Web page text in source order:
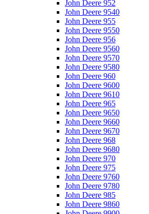
John Deere 952
John Deere 9540
John Deere 955
John Deere 9550
John Deere 956
John Deere 9560
John Deere 9570
John Deere 9580
John Deere 960
John Deere 9600
John Deere 9610
John Deere 965
John Deere 9650
John Deere 9660
John Deere 9670
John Deere 968
John Deere 9680
John Deere 970
John Deere 975
John Deere 9760
John Deere 9780
John Deere 985
John Deere 9860